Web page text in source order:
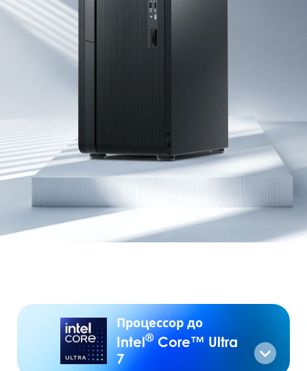
Процессор до
Intel®Core™ Ultra
7